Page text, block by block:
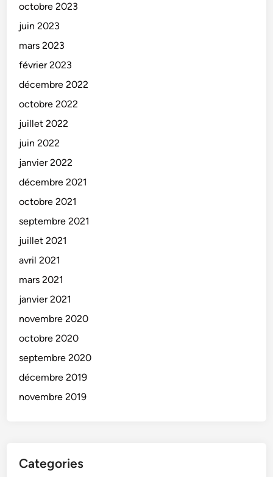
octobre 2023
juin 2023
mars 2023
février 2023
décembre 2022
octobre 2022
juillet 2022
juin 2022
janvier 2022
décembre 2021
octobre 2021
septembre 2021
juillet 2021
avril 2021
mars 2021
janvier 2021
novembre 2020
octobre 2020
septembre 2020
décembre 2019
novembre 2019
Categories